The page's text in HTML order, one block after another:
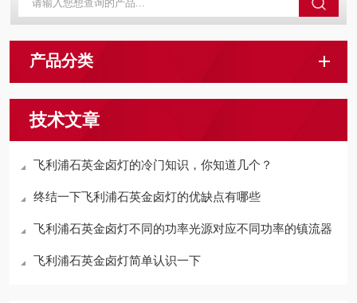
产品分类
技术文章
飞利浦石英金卤灯的冷门知识，你知道几个？
终结一下飞利浦石英金卤灯的优缺点有哪些
飞利浦石英金卤灯不同的功率光源对应不同功率的镇流器
飞利浦石英金卤灯简单认识一下